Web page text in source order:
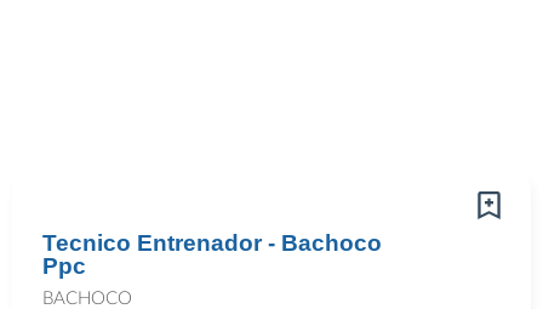
Tecnico Entrenador - Bachoco
Ppc
BACHOCO